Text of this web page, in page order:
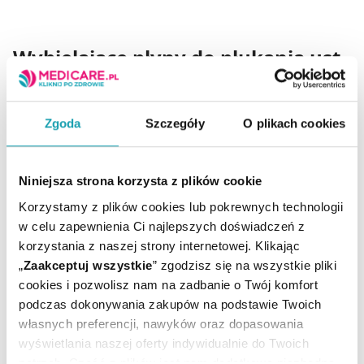
Zgoda Szczegóły O plikach cookies
Niniejsza strona korzysta z plików cookie
Korzystamy z plików cookies lub pokrewnych technologii
w celu zapewnienia Ci najlepszych doświadczeń z
korzystania z naszej strony internetowej. Klikając
„Zaakceptuj wszystkie” zgodzisz się na wszystkie pliki
cookies i pozwolisz nam na zadbanie o Twój komfort
podczas dokonywania zakupów na podstawie Twoich
własnych preferencji, nawyków oraz dopasowania
wyświetlania naszej oferty indywidualnie do Twoich
Wybielające płyny do płukania ust
ustnej, które
dbają o naturalną biel zębów. Wybielające
Przykładami preparatów są Listerine Stay White i
Advanced Whitening. Regularne stosowanie takiego płynu
do płukania ust pomoże przywrócić bielszy uśmiech.
Płyny do płukania ust działające
kompleksowo
Do codziennej pielęgnacji jamy ustnej można stosować